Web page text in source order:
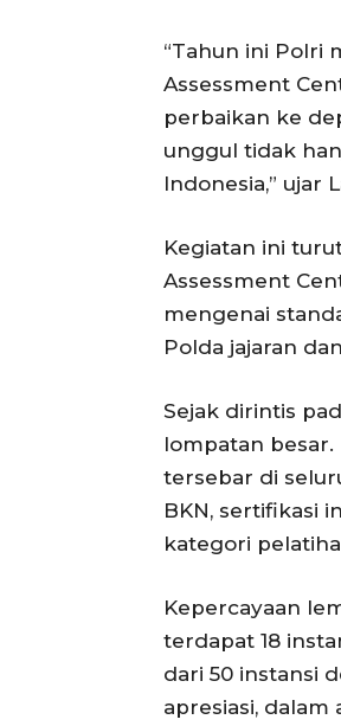
“Tahun ini Polri
Assessment
perbaikan ke
unggul tidak
Indonesia,” ujar
Kegiatan ini
Assessment
mengenai
Polda jajaran
Sejak dirintis
lompatan besar.
tersebar di
BKN, sertifikasi
kategori
Kepercayaan
terdapat 18
dari 50 instansi
apresiasi,